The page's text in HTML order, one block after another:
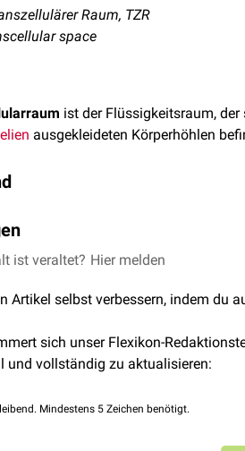
Raum, TZR
space
ist der Flüssigkeitsraum,
ausgekleideten Körperhöhlen
(TZR) bildet zusammen mit
ist veraltet? Hier melden
Artikel selbst verbessern, indem du
sich unser Flexikon-
und vollständig zu aktualisieren:
Mindestens 5 Zeichen benötigt.